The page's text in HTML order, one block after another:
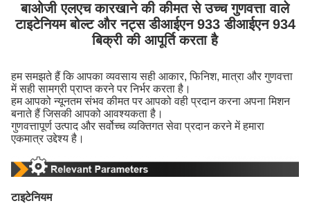
बाओजी एलएच कारखाने की कीमत से उच्च गुणवत्ता वाले
टाइटेनियम बोल्ट और नट्स डीआईएन 933 डीआईएन 934
बिक्री की आपूर्ति करता है
हम समझते हैं कि आपका व्यवसाय सही आकार, फिनिश, मात्रा और गुणवत्ता
में सही सामग्री प्राप्त करने पर निर्भर करता है।
हम आपको न्यूनतम संभव कीमत पर आपको वही प्रदान करना अपना मिशन
बनाते हैं जिसकी आपको आवश्यकता है।
गुणवत्तापूर्ण उत्पाद और सर्वोच्च व्यक्तिगत सेवा प्रदान करने में हमारा
एकमात्र उद्देश्य है।
टाइटेनियम